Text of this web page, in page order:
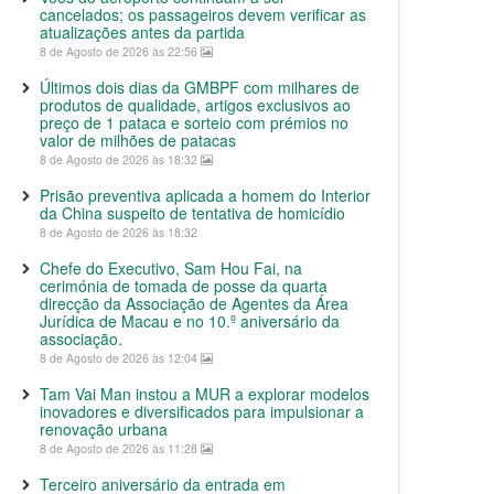
cancelados; os passageiros devem verificar as
atualizações antes da partida
8 de Agosto de 2026 às 22:56
Últimos dois dias da GMBPF com milhares de
produtos de qualidade, artigos exclusivos ao
preço de 1 pataca e sorteio com prémios no
valor de milhões de patacas
8 de Agosto de 2026 às 18:32
Prisão preventiva aplicada a homem do Interior
da China suspeito de tentativa de homicídio
8 de Agosto de 2026 às 18:32
Chefe do Executivo, Sam Hou Fai, na
cerimónia de tomada de posse da quarta
direcção da Associação de Agentes da Área
Jurídica de Macau e no 10.º aniversário da
associação.
8 de Agosto de 2026 às 12:04
Tam Vai Man instou a MUR a explorar modelos
inovadores e diversificados para impulsionar a
renovação urbana
8 de Agosto de 2026 às 11:28
Terceiro aniversário da entrada em